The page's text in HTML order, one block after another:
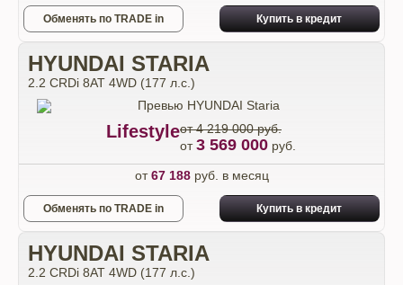
Обменять по TRADE in Купить в кредит
HYUNDAI STARIA
2.2 CRDi 8AT 4WD (177 л.с.)
Lifestyleот 4 219 000 руб.
от3 569 000 руб.
от67 188руб. в месяц
Обменять по TRADE in Купить в кредит
HYUNDAI STARIA
2.2 CRDi 8AT 4WD (177 л.с.)